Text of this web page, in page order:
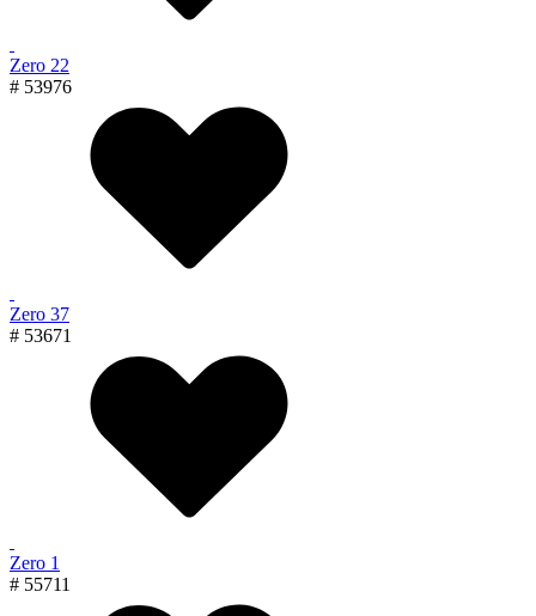
Zero 22
# 53976
Zero 37
# 53671
Zero 1
# 55711